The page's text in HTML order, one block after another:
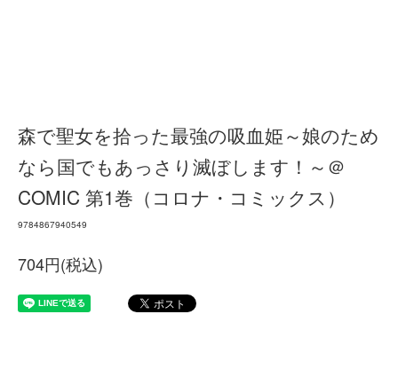
森で聖女を拾った最強の吸血姫～娘のため
なら国でもあっさり滅ぼします！～＠
COMIC 第1巻（コロナ・コミックス）
9784867940549
704円(税込)